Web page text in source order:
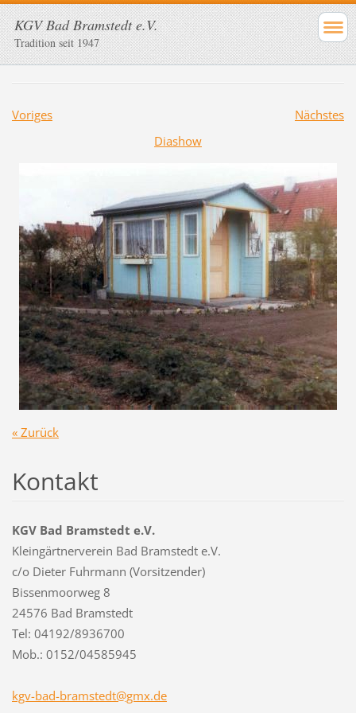
KGV Bad Bramstedt e.V.
Tradition seit 1947
Voriges
Nächstes
Diashow
« Zurück
Kontakt
KGV Bad Bramstedt e.V.
Kleingärtnerverein Bad Bramstedt e.V.
c/o Dieter Fuhrmann (Vorsitzender)
Bissenmoorweg 8
24576 Bad Bramstedt
Tel: 04192/8936700
Mob.: 0152/04585945
kgv-bad-bramstedt@gmx.de